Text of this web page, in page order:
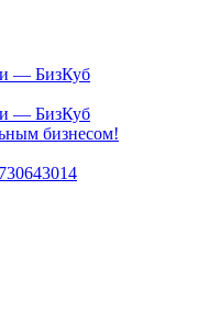
— БизКуб
— БизКуб
бизнесом!